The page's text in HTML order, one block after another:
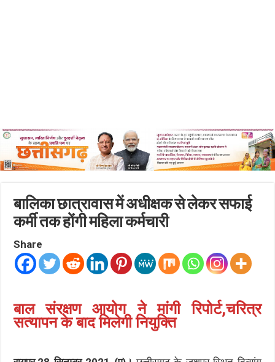
बालिका छात्रावास में अधीक्षक से लेकर सफाई
कर्मी तक होंगी महिला कर्मचारी
Share
बाल संरक्षण आयोग ने मांगी रिपोर्ट,चरित्र
सत्यापन के बाद मिलेगी नियुक्ति